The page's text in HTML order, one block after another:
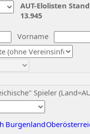
Vorname
Spieler
Burgenland
AUT-Elolisten
13.945